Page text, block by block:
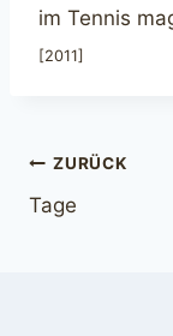
im Tennis
[2011]
ZURÜCK
Tage